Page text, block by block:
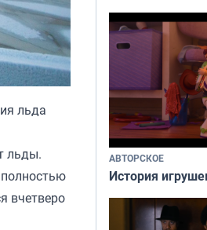
льда
льды.
вчетверо
АВТОРСКОЕ
История